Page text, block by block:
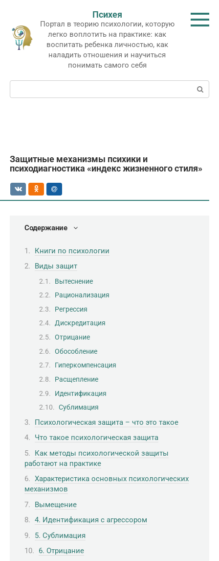
контенту
Психея
Портал в теорию психологии, которую
легко воплотить на практике: как
воспитать ребенка личностью, как
наладить отношения и научиться
понимать самого себя
Поиск:
Защитные механизмы психики и
психодиагностика «индекс жизненного стиля»
Содержание
Книги по психологии
Виды защит
Вытеснение
Рационализация
Регрессия
Дискредитация
Отрицание
Обособление
Гиперкомпенсация
Расщепление
Идентификация
Сублимация
Психологическая защита – что это такое
Что такое психологическая защита
Как методы психологической защиты
работают на практике
Характеристика основных психологических
механизмов
Вымещение
4. Идентификация с агрессором
5. Сублимация
6. Отрицание